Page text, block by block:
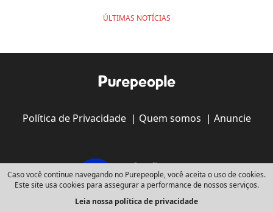
ÚLTIMAS NOTÍCIAS
Política de Privacidade| Quem somos | Anuncie
Copyright © 2008 - 2026
Caso você continue navegando no Purepeople, você aceita o uso de cookies.
Este site usa cookies para assegurar a performance de nossos serviços.
Leia nossa política de privacidade